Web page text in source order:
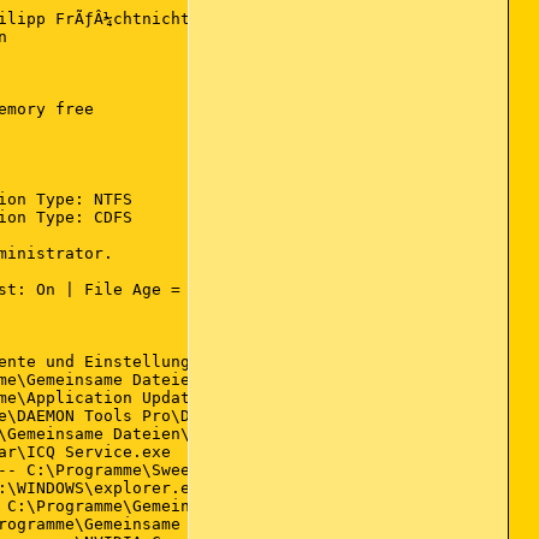
FrÃƒÂ¼chtnicht\Eigene Dateien\Downloads
free
Type: NTFS
Type: CDFS
On | File Age = 30 Days
und Einstellungen\Philipp FrÃƒÂ¼chtnicht\Eigene
Dateien\Spigot\Search
Updater\ApplicationUpdater.exe
Tools Pro\DTShellHlp.exe
Dateien\Apple\Mobile Device
Service.exe
Dateien\Real\Update_OB\realsched.exe